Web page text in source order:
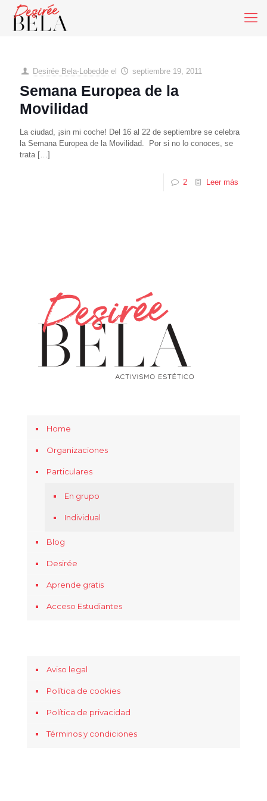
Desirée Bela-Lobedde el septiembre 19, 2011
Semana Europea de la
Movilidad
La ciudad, ¡sin mi coche! Del 16 al 22 de septiembre se celebra
la Semana Europea de la Movilidad. Por si no lo conoces, se
trata[…]
2 Leer más
Home
Organizaciones
Particulares
En grupo
Individual
Blog
Desirée
Aprende gratis
Acceso Estudiantes
Aviso legal
Política de cookies
Política de privacidad
Términos y condiciones